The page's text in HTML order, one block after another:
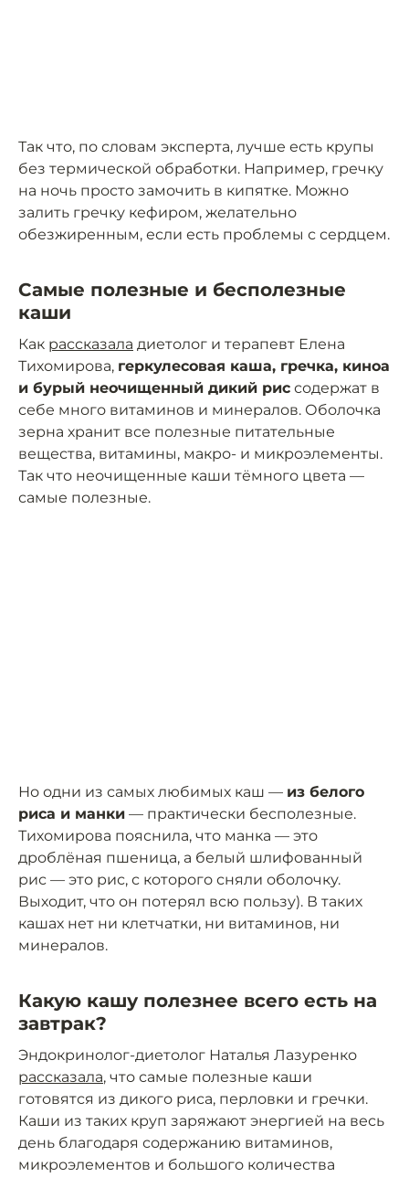
Так что, по словам эксперта, лучше есть крупы
без термической обработки. Например, гречку
на ночь просто замочить в кипятке. Можно
залить гречку кефиром, желательно
обезжиренным, если есть проблемы с сердцем.
Самые полезные и бесполезные
каши
Как рассказала диетолог и терапевт Елена
Тихомирова, геркулесовая каша, гречка, киноа
и бурый неочищенный дикий рис содержат в
себе много витаминов и минералов. Оболочка
зерна хранит все полезные питательные
вещества, витамины, макро- и микроэлементы.
Так что неочищенные каши тёмного цвета —
самые полезные.
Но одни из самых любимых каш — из белого
риса и манки — практически бесполезные.
Тихомирова пояснила, что манка — это
дроблёная пшеница, а белый шлифованный
рис — это рис, с которого сняли оболочку.
Выходит, что он потерял всю пользу). В таких
кашах нет ни клетчатки, ни витаминов, ни
минералов.
Какую кашу полезнее всего есть на
завтрак?
Эндокринолог-диетолог Наталья Лазуренко
рассказала, что самые полезные каши
готовятся из дикого риса, перловки и гречки.
Каши из таких круп заряжают энергией на весь
день благодаря содержанию витаминов,
микроэлементов и большого количества